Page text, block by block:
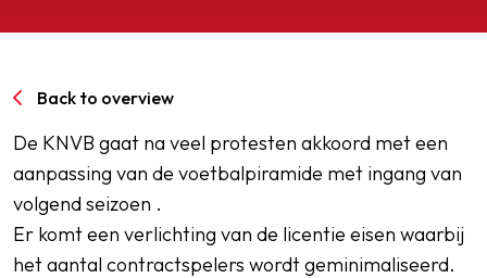
Back to overview
De KNVB gaat na veel protesten akkoord met een
aanpassing van de voetbalpiramide met ingang van
volgend seizoen .
Er komt een verlichting van de licentie eisen waarbij
het aantal contractspelers wordt geminimaliseerd.